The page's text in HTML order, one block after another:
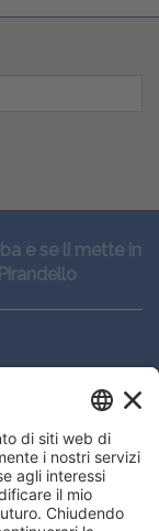
e se li mette in